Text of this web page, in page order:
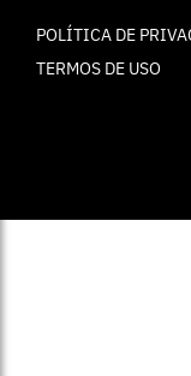
POLÍTICA DE
TERMOS DE USO